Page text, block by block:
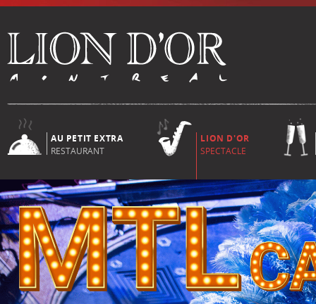
AU PETIT EXTRA
RESTAURANT
LION D'OR
SPECTACLE